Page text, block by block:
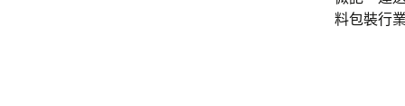
料包裝行